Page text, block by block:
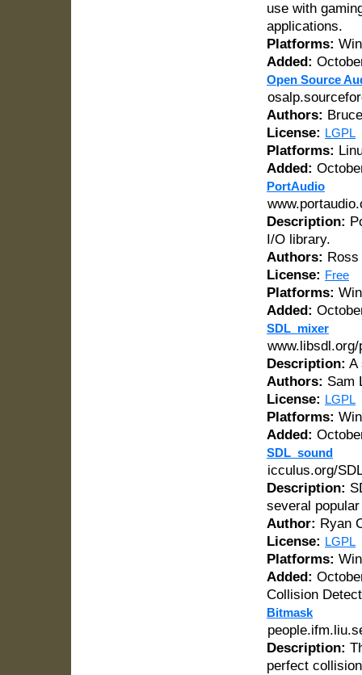
use with
applications.
Platforms:
Added:
Open Source
Authors:
License: LGPL
Platforms:
Added:
PortAudio
Description:
I/O library.
Authors:
License: Free
Platforms:
Added:
SDL_mixer
Description: A
Authors: Sam
License: LGPL
Platforms:
Added:
SDL_sound
icculus.org/
Description:
several
Author: Ryan
License: LGPL
Platforms:
Added:
Collision
Bitmask
Description:
perfect